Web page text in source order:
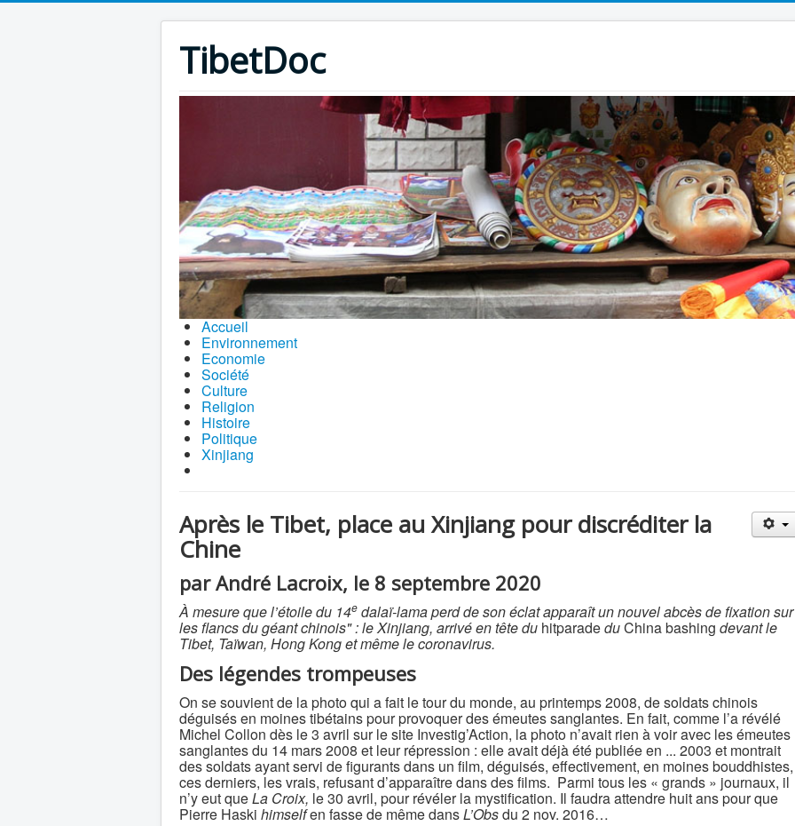
TibetDoc
Accueil
Environnement
Economie
Société
Culture
Religion
Histoire
Politique
Xinjiang
Après le Tibet, place au Xinjiang pour discréditer la
Chine
par André Lacroix, le 8 septembre 2020
À mesure que l’étoile du 14e dalaï-lama perd de son éclat apparaît un nouvel abcès de fixation sur
les flancs du géant chinois": le Xinjiang, arrivé en tête du hitparadeduChina bashing devant le
Tibet, Taïwan, Hong Kong et même le coronavirus.
Des légendes trompeuses
On se souvient de la photo qui a fait le tour du monde, au printemps 2008, de soldats chinois
déguisés en moines tibétains pour provoquer des émeutes sanglantes. En fait, comme l’a révélé
Michel Collon dès le 3 avril sur le site Investig’Action, la photo n’avait rien à voir avec les émeutes
sanglantes du 14 mars 2008 et leur répression : elle avait déjà été publiée en ... 2003 et montrait
des soldats ayant servi de figurants dans un film, déguisés, effectivement, en moines bouddhistes,
ces derniers, les vrais, refusant d’apparaître dans des films. Parmi tous les « grands » journaux, il
n’y eut queLa Croix, le 30 avril, pour révéler la mystification. Il faudra attendre huit ans pour que
Pierre Haski himselfen fasse de même dansL’Obsdu 2 nov. 2016…